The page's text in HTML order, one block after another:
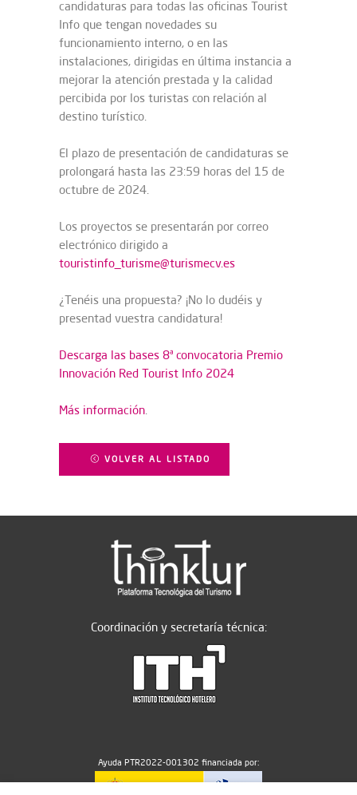
candidaturas para todas las oficinas Tourist
Info que tengan novedades su
funcionamiento interno, o en las
instalaciones, dirigidas en última instancia a
mejorar la atención prestada y la calidad
percibida por los turistas con relación al
destino turístico.
El plazo de presentación de candidaturas se
prolongará hasta las 23:59 horas del 15 de
octubre de 2024.
Los proyectos se presentarán por correo
electrónico dirigido a
touristinfo_turisme@turismecv.es
¿Tenéis una propuesta? ¡No lo dudéis y
presentad vuestra candidatura!
Descarga las bases 8ª convocatoria Premio
Innovación Red Tourist Info 2024
Más información.
VOLVER AL LISTADO
Coordinación y secretaría técnica:
Ayuda PTR2022-001302 financiada por: